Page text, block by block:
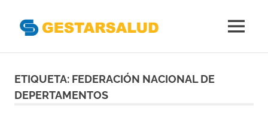
Gestoras
del
MENÚ
ETIQUETA: FEDERACIÓN NACIONAL DE
DEPERTAMENTOS